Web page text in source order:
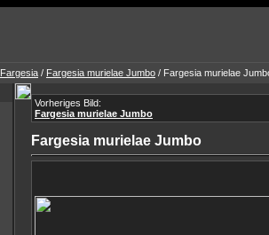
Fargesia / Fargesia murielae Jumbo / Fargesia murielae
Vorheriges Bild:
Fargesia murielae Jumbo
Fargesia murielae Jumbo